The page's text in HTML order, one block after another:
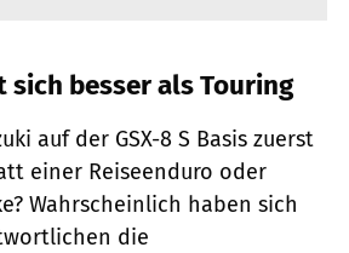
sich besser als Touring
auf der GSX-8 S Basis zuerst
einer Reiseenduro oder
Wahrscheinlich haben sich
die